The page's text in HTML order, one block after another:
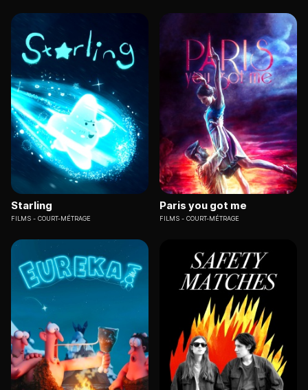
Starling
FILMS COURT-MÉTRAGE
Paris you got me
FILMS COURT-MÉTRAGE